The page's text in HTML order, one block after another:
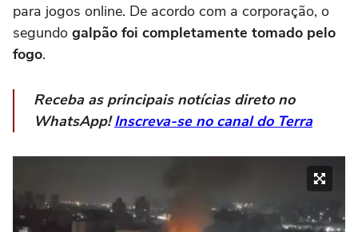
para jogos online. De acordo com a corporação, o
segundo galpão foi completamente tomado pelo
fogo.
Receba as principais notícias direto no
WhatsApp!Inscreva-se no canal do Terra